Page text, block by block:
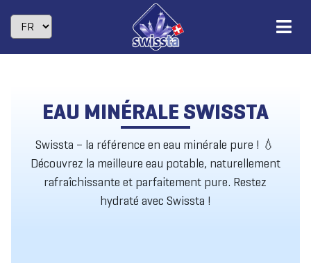
EAU MINÉRALE SWISSTA
Swissta – la référence en eau minérale pure ! 💧
Découvrez la meilleure eau potable, naturellement
rafraîchissante et parfaitement pure. Restez
hydraté avec Swissta !